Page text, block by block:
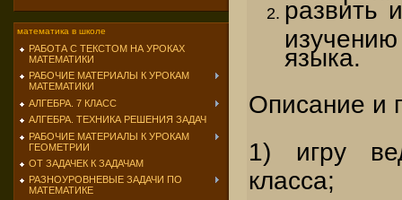
математика в школе
РАБОТА С ТЕКСТОМ НА УРОКАХ
МАТЕМАТИКИ
РАБОЧИЕ МАТЕРИАЛЫ К УРОКАМ
МАТЕМАТИКИ
АЛГЕБРА. 7 КЛАСС
АЛГЕБРА. ТЕХНИКА РЕШЕНИЯ ЗАДАЧ
РАБОЧИЕ МАТЕРИАЛЫ К УРОКАМ
ГЕОМЕТРИИ
ОТ ЗАДАЧЕК К ЗАДАЧАМ
РАЗНОУРОВНЕВЫЕ ЗАДАЧИ ПО
МАТЕМАТИКЕ
развить
языка.
Описание и
1) игру
класса;